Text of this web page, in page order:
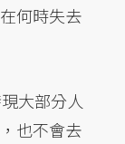
何時失去
大部分人
也不會去